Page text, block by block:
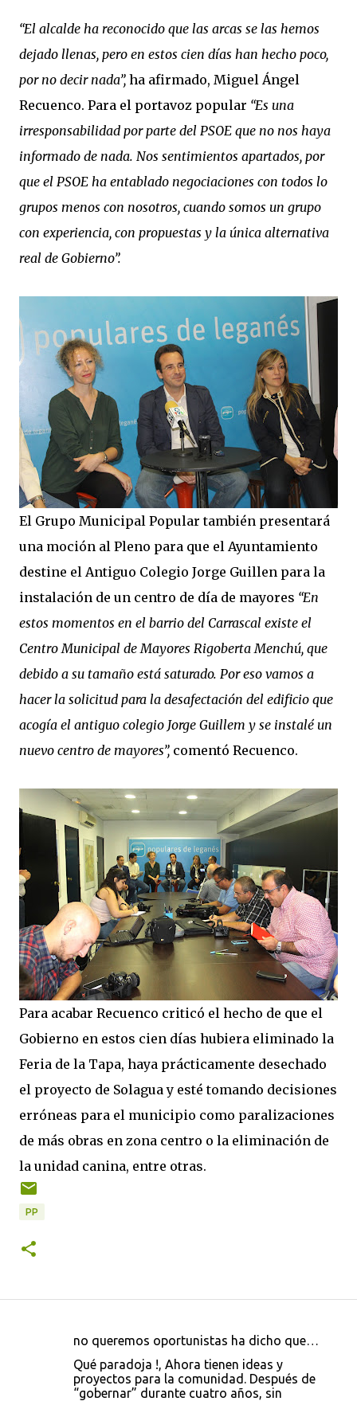
“El alcalde ha reconocido que las arcas se las hemos
dejado llenas, pero en estos cien días han hecho poco,
por no decir nada”, ha afirmado, Miguel Ángel
Recuenco. Para el portavoz popular “Es una
irresponsabilidad por parte del PSOE que no nos haya
informado de nada. Nos sentimientos apartados, por
que el PSOE ha entablado negociaciones con todos lo
grupos menos con nosotros, cuando somos un grupo
con experiencia, con propuestas y la única alternativa
real de Gobierno”.
El Grupo Municipal Popular también presentará
una moción al Pleno para que el Ayuntamiento
destine el Antiguo Colegio Jorge Guillen para la
instalación de un centro de día de mayores “En
estos momentos en el barrio del Carrascal existe el
Centro Municipal de Mayores Rigoberta Menchú, que
debido a su tamaño está saturado. Por eso vamos a
hacer la solicitud para la desafectación del edificio que
acogía el antiguo colegio Jorge Guillem y se instalé un
nuevo centro de mayores”, comentó Recuenco.
Para acabar Recuenco criticó el hecho de que el
Gobierno en estos cien días hubiera eliminado la
Feria de la Tapa, haya prácticamente desechado
el proyecto de Solagua y esté tomando decisiones
erróneas para el municipio como paralizaciones
de más obras en zona centro o la eliminación de
la unidad canina, entre otras.
PP
no queremos oportunistas ha dicho que…
Qué paradoja !, Ahora tienen ideas y
proyectos para la comunidad. Después de
“gobernar” durante cuatro años, sin